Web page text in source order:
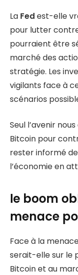
La Fedest-elle
pour lutter
pourraient être
marché des
stratégie. Les
vigilants face à
scénarios
Seul l’avenir
Bitcoin pour
rester informé
l’économie en
le boom
menace
Face à la
serait-elle sur le
Bitcoin et au